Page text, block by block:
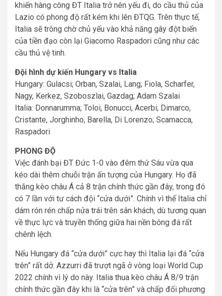
khiến hàng công ĐT Italia trở nên yếu đi, do cầu thủ của
Lazio có phong độ rất kém khi lên ĐTQG. Trên thực tế,
Italia sẽ trông chờ chủ yếu vào khả năng gây đột biến
của tiền đạo còn lại Giacomo Raspadori cũng như các
cầu thủ vệ tinh.
Đội hình dự kiến Hungary vs Italia
Hungary: Gulacsi; Orban, Szalai, Lang; Fiola, Scharfer,
Nagy, Kerkez, Szoboszlai, Gazdag; Adam Szalai
Italia: Donnarumma; Toloi, Bonucci, Acerbi; Dimarco,
Cristante, Jorghinho, Barella, Di Lorenzo; Scamacca,
Raspadori
PHONG ĐỘ
Việc đánh bại ĐT Đức 1-0 vào đêm thứ Sáu vừa qua
kéo dài thêm chuỗi trận ấn tượng của Hungary. Họ đã
thắng kèo châu Á cả 8 trận chính thức gần đây, trong đó
có 7 lần với tư cách đội “cửa dưới”. Chính vì thế Italia chỉ
dám rón rén chấp nửa trái trên sân khách, dù tương quan
về thực lực và truyền thống giữa hai nền bóng đá rất
chênh lệch.
Nếu Hungary đá “cửa dưới” cực hay thì Italia lại đá “cửa
trên” rất dở. Azzurri đã trượt ngã ở vòng loại World Cup
2022 chính vì lý do này. Italia thua kèo châu Á 8/9 trận
chính thức gần đây khi là “cửa trên” và chấp đối phương